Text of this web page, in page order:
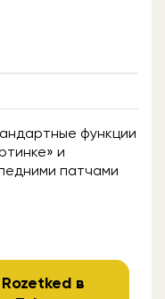
функции
и
патчами
в